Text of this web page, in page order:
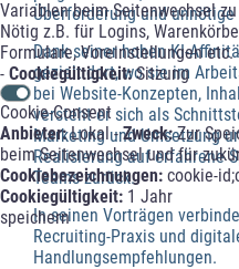
Variablen beim Seitenwechsel
Nötig z.B. für Logins,
Formulare, Voreinstellungen
- Cookiegültigkeit:Sitzung
Cookie-Consent
Anbieter:Lokal -Zweck:Zur
beim Seitenwechsel und für
Cookiebezeichnungen: cookie-
Cookiegültigkeit: 1 Jahr
speichern
Überforderung und
Dank seiner hohen KI-
gezielt dort, wo sie im
bei Website-Konzepten,
versteht er sich als
Marketing und Umsetzung
Realisierung auf erfahrene
Teams zurück.
In seinen Vorträgen
Recruiting-Praxis und
Handlungsempfehlungen.